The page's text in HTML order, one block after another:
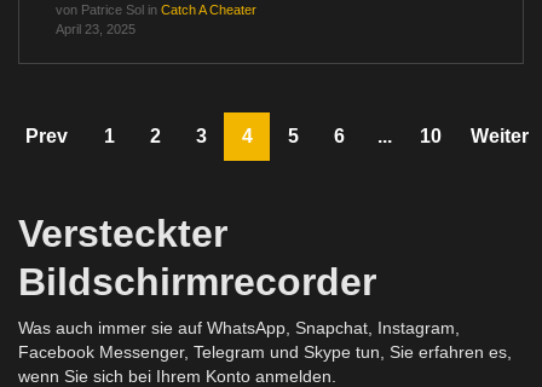
von Patrice Sol in Catch A Cheater
April 23, 2025
Prev 1 2 3 4 5 6 ... 10 Weiter
Versteckter
Bildschirmrecorder
Was auch immer sie auf WhatsApp, Snapchat, Instagram,
Facebook Messenger, Telegram und Skype tun, Sie erfahren es,
wenn Sie sich bei Ihrem Konto anmelden.